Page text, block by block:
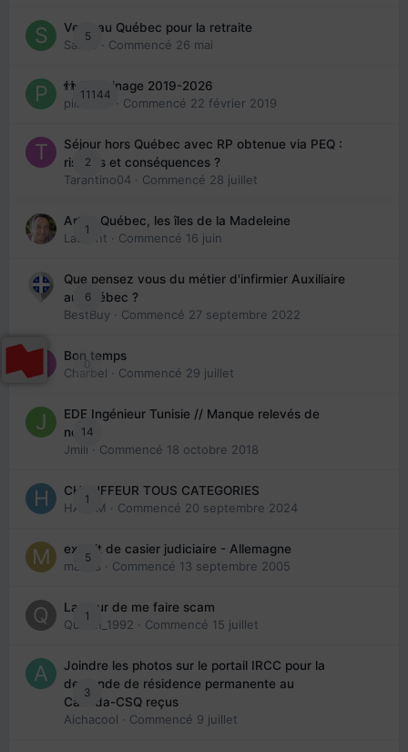
5
Venir au Québec pour la retraite
Sab74
· Commencé 26 mai
11144
👬 Parrainage 2019-2026
piinoush · Commencé 22 février 2019
2
Séjour hors Québec avec RP obtenue via PEQ :
risques et conséquences ?
Tarantino04 · Commencé 28 juillet
1
Arte : Québec, les îles de la Madeleine
Laurent · Commencé 16 juin
6
Que pensez vous du métier d'infirmier Auxiliaire
au Québec ?
BestBuy · Commencé 27 septembre 2022
0
Bon temps
Charbel · Commencé 29 juillet
14
EDE Ingénieur Tunisie // Manque relevés de
note
Jmili · Commencé 18 octobre 2018
1
CHAUFFEUR TOUS CATEGORIES
HAZEM · Commencé 20 septembre 2024
5
extrait de casier judiciaire - Allemagne
maries · Commencé 13 septembre 2005
1
La peur de me faire scam
Queen_1992 · Commencé 15 juillet
3
Joindre les photos sur le portail IRCC pour la
demande de résidence permanente au
Canada-CSQ reçus
Aichacool · Commencé 9 juillet